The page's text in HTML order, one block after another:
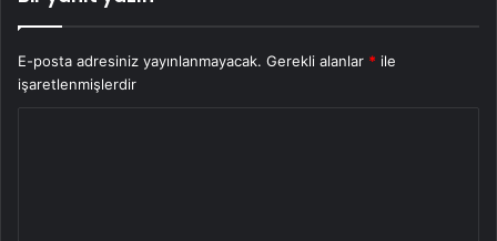
E-posta adresiniz yayınlanmayacak. Gerekli alanlar * ile
işaretlenmişlerdir